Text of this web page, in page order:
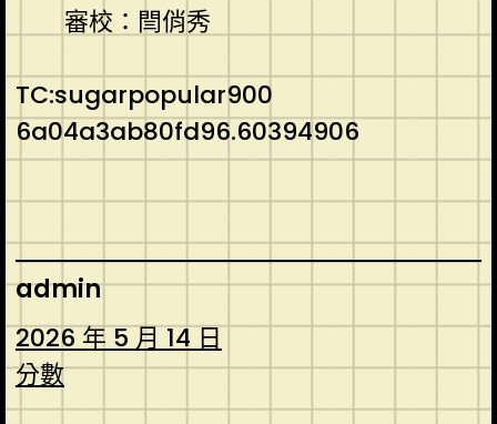
審校：閆俏秀
TC:sugarpopular900
6a04a3ab80fd96.60394906
admin
2026 年 5 月 14 日
分數